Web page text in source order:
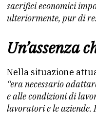
sacrifici economici
ulteriormente, pur di
Un’assenza
Nella situazione
“era necessario
e alle condizioni di
lavoratori e le aziende.